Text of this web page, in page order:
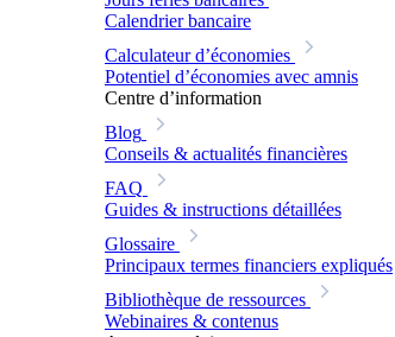
Calendrier bancaire
Calculateur d’économies
Potentiel d’économies avec amnis
Centre d’information
Blog
Conseils & actualités financières
FAQ
Guides & instructions détaillées
Glossaire
Principaux termes financiers expliqués
Bibliothèque de ressources
Webinaires & contenus